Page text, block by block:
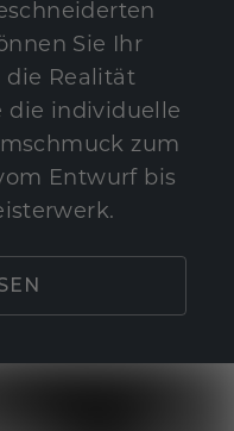
Sie Ihr
die Realität
die individuelle
zum
Entwurf bis